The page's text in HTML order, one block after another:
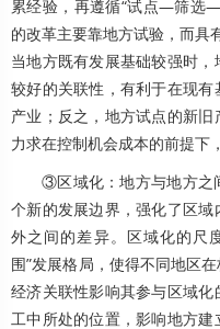
累经验，再遵循“试点—筛选
的改革主要靠地方试验，而具
当地方既有发展基础较强时
较好的关联性，有利于在现
产业；反之，地方试点的新旧
力求在控制机会成本的前提下
③区域化：地方与地方之
个新的发展边界，强化了区
外之间的差异。区域化的尺
围”发展格局，使得不同地区
经济关联性影响其参与区域
工中所处的位置，影响地方